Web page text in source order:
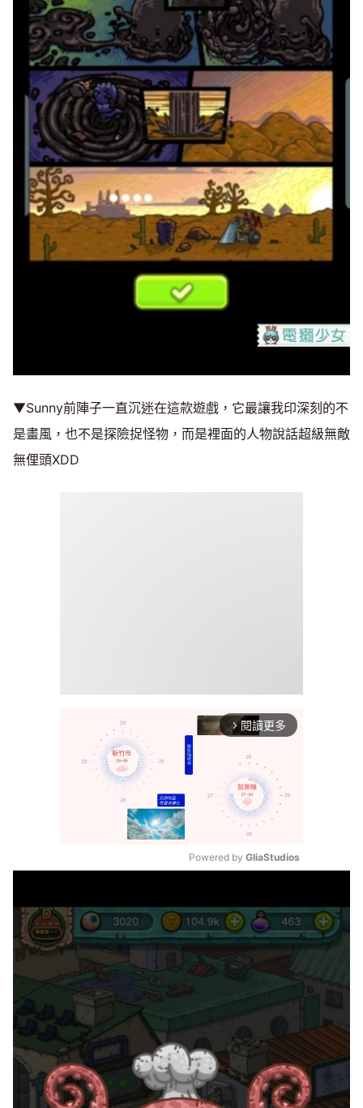
▼Sunny前陣子一直沉迷在這款遊戲，它最讓我印深刻的不
是畫風，也不是探險捉怪物，而是裡面的人物說話超級無敵
無俚頭XDD
arrow_forward_ios 閱讀更多
Powered by GliaStudios